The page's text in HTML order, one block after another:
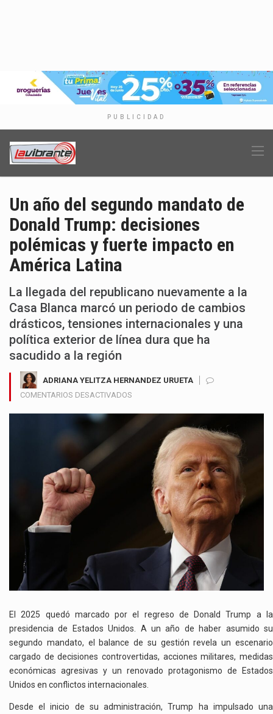
PUBLICIDAD
Un año del segundo mandato de
Donald Trump: decisiones
polémicas y fuerte impacto en
América Latina
La llegada del republicano nuevamente a la
Casa Blanca marcó un periodo de cambios
drásticos, tensiones internacionales y una
política exterior de línea dura que ha
sacudido a la región
ADRIANA YELITZA HERNANDEZ URUETA
COMENTARIOS DESACTIVADOS
AÑO
SEGUNDO
MANDATO
DONALD
TRUMP:
DECISIONES
POLÉMICAS
FUERTE
IMPACTO
El 2025 quedó marcado por el regreso de Donald Trump a la
presidencia de Estados Unidos. A un año de haber asumido su
segundo mandato, el balance de su gestión revela un escenario
cargado de decisiones controvertidas, acciones militares, medidas
económicas agresivas y un renovado protagonismo de Estados
Unidos en conflictos internacionales.
Desde el inicio de su administración, Trump ha impulsado una